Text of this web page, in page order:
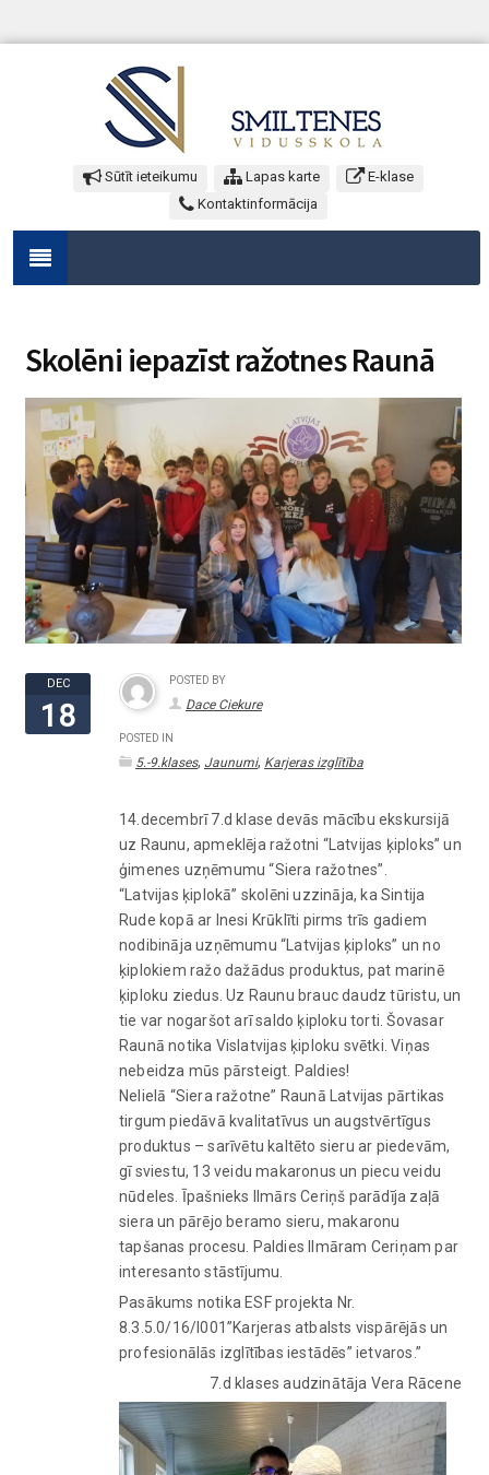
Sūtīt ieteikumu Lapas karte
E-klase
Kontaktinformācija
Skolēni iepazīst ražotnes Raunā
DEC
18
POSTED BY
Dace Ciekure
POSTED IN
5.-9.klases, Jaunumi, Karjeras izglītība
14.decembrī 7.d klase devās mācību ekskursijā
uz Raunu, apmeklēja ražotni “Latvijas ķiploks” un
ģimenes uzņēmumu “Siera ražotnes”.
“Latvijas ķiplokā” skolēni uzzināja, ka Sintija
Rude kopā ar Inesi Krūklīti pirms trīs gadiem
nodibināja uzņēmumu “Latvijas ķiploks” un no
ķiplokiem ražo dažādus produktus, pat marinē
ķiploku ziedus. Uz Raunu brauc daudz tūristu, un
tie var nogaršot arī saldo ķiploku torti. Šovasar
Raunā notika Vislatvijas ķiploku svētki. Viņas
nebeidza mūs pārsteigt. Paldies!
Nelielā “Siera ražotne” Raunā Latvijas pārtikas
tirgum piedāvā kvalitatīvus un augstvērtīgus
produktus – sarīvētu kaltēto sieru ar piedevām,
gī sviestu, 13 veidu makaronus un piecu veidu
nūdeles. Īpašnieks Ilmārs Ceriņš parādīja zaļā
siera un pārējo beramo sieru, makaronu
tapšanas procesu. Paldies Ilmāram Ceriņam par
interesanto stāstījumu.
Pasākums notika ESF projekta Nr.
8.3.5.0/16/I001”Karjeras atbalsts vispārējās un
profesionālās izglītības iestādēs” ietvaros.”
7.d klases audzinātāja Vera Rācene